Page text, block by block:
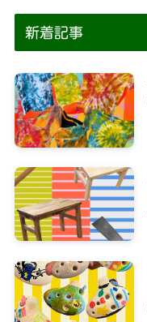
新着記事